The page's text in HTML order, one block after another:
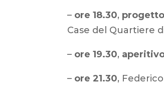
– ore 18.30, progetto
Case del Quartiere
– ore 19.30,
– ore 21.30,